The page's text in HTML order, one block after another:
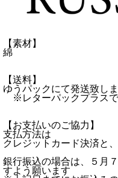
【素材】
綿
【送料】
ゆうパックにて発送致し
※レターパックプラスで
【お支払いのご協力】
支払方法は
クレジットカード決済と
銀行振込の場合は、５月
すよう願います